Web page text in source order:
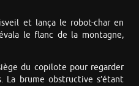
et lança le robot-char en
le flanc de la montagne,
du copilote pour regarder
La brume obstructive s’étant